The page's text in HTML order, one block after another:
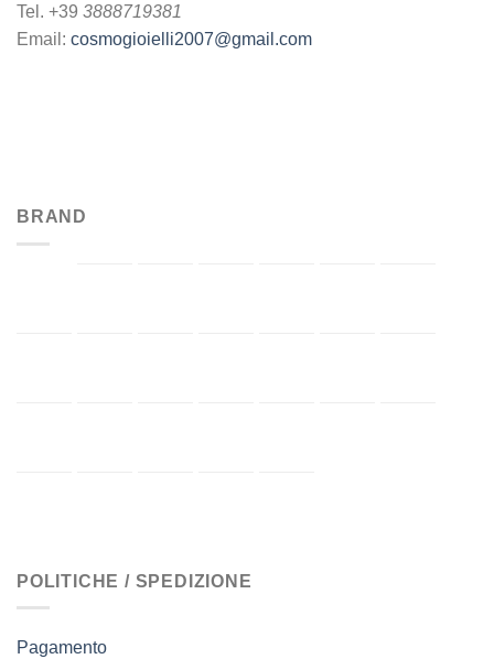
Tel. +39 3888719381
Email: cosmogioielli2007@gmail.com
BRAND
POLITICHE / SPEDIZIONE
Pagamento